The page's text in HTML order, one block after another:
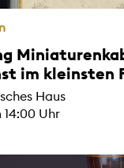
im kleinsten
Haus
14:00 Uhr